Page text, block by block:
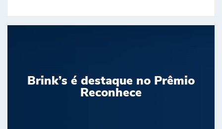
Brink’s é destaque no Prêmio
Reconhece